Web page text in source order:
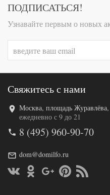
ПОДПИСАТЬСЯ!
Узнавайте первым о новых
Свяжитесь с нами
Москва, площадь Журавлёва,
ежедневно с 9 до 21
8 (495) 960-90-70
dom@domilfo.ru